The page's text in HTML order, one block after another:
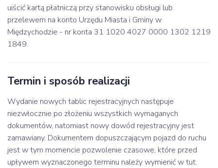
uiścić kartą płatniczą przy stanowisku obsługi lub
przelewem na konto Urzędu Miasta i Gminy w
Międzychodzie - nr konta 31 1020 4027 0000 1302 1219
1849.
Termin i sposób realizacji
Wydanie nowych tablic rejestracyjnych następuje
niezwłocznie po złożeniu wszystkich wymaganych
dokumentów, natomiast nowy dowód rejestracyjny jest
zamawiany. Dokumentem dopuszczającym pojazd do ruchu
jest w tym momencie pozwolenie czasowe, które przed
upływem wyznaczonego terminu należy wymienić w tut.